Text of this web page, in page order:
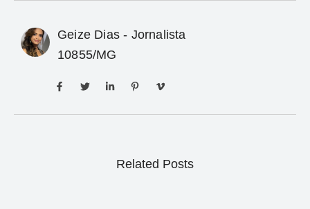
Geize Dias - Jornalista
10855/MG
Related Posts